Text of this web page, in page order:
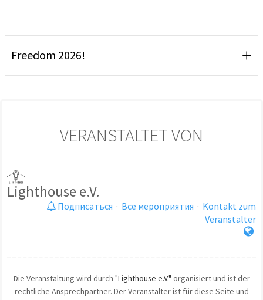
Freedom 2026!
VERANSTALTET VON
Lighthouse e.V.
Подписаться · Все мероприятия · Kontakt zum
Veranstalter
Die Veranstaltung wird durch "Lighthouse e.V." organisiert und ist der
rechtliche Ansprechpartner. Der Veranstalter ist für diese Seite und